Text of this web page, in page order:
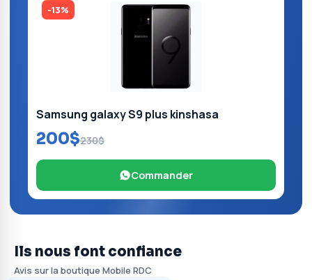
-13%
Samsung galaxy S9 plus kinshasa
200$230$
Commander
Ils nous font confiance
Avis sur la boutique Mobile RDC